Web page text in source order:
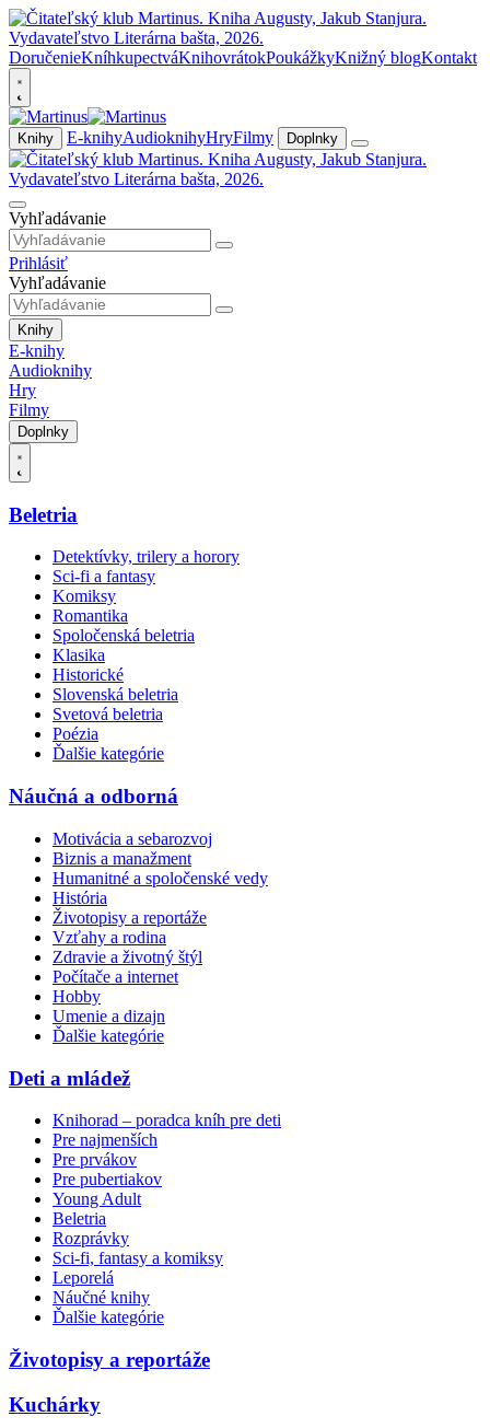
DoručenieKníhkupectváKnihovrátokPoukážkyKnižný blogKontakt
Knihy E-knihyAudioknihyHryFilmy Doplnky
Vyhľadávanie
Prihlásiť
Vyhľadávanie
Knihy
E-knihy
Audioknihy
Hry
Filmy
Doplnky
Beletria
Detektívky, trilery a horory
Sci-fi a fantasy
Komiksy
Romantika
Spoločenská beletria
Klasika
Historické
Slovenská beletria
Svetová beletria
Poézia
Ďalšie kategórie
Náučná a odborná
Motivácia a sebarozvoj
Biznis a manažment
Humanitné a spoločenské vedy
História
Životopisy a reportáže
Vzťahy a rodina
Zdravie a životný štýl
Počítače a internet
Hobby
Umenie a dizajn
Ďalšie kategórie
Deti a mládež
Knihorad – poradca kníh pre deti
Pre najmenších
Pre prvákov
Pre pubertiakov
Young Adult
Beletria
Rozprávky
Sci-fi, fantasy a komiksy
Leporelá
Náučné knihy
Ďalšie kategórie
Životopisy a reportáže
Kuchárky